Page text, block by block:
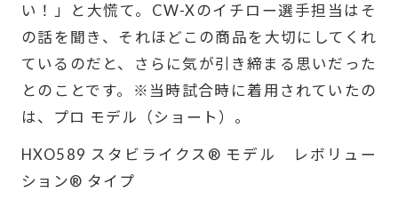
い！」と大慌て。CW-Xのイチロー選手担当はそ
の話を聞き、それほどこの商品を大切にしてくれ
ているのだと、さらに気が引き締まる思いだった
とのことです。※当時試合時に着用されていたの
は、プロ モデル（ショート）。
HXO589 スタビライクス® モデル レボリュー
ション® タイプ